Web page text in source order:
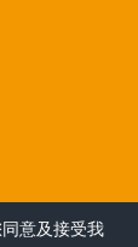
意及接受我